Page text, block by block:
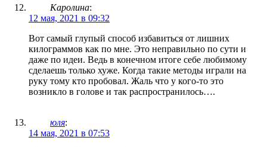
Каролина:
12 мая, 2021 в 09:32
Вот самый глупый способ избавиться от лишних
килограммов как по мне. Это неправильно по сути и
даже по идеи. Ведь в конечном итоге себе любимому
сделаешь только хуже. Когда такие методы играли на
руку тому кто пробовал. Жаль что у кого-то это
возникло в голове и так распространилось….
юля:
14 мая, 2021 в 07:53